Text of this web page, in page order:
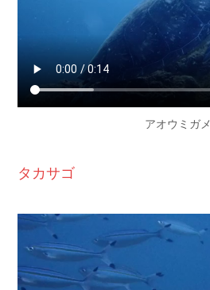
アオウミガメ
タカサゴ